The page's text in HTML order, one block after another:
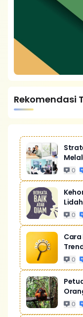
Rekomendasi
0
0
Cara
0
0